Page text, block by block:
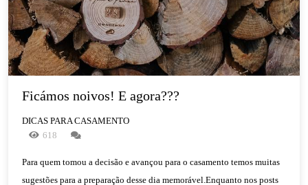
Ficámos noivos! E agora???
DICAS PARA CASAMENTO
618
Para quem tomou a decisão e avançou para o casamento temos muitas
sugestões para a preparação desse dia memorável.Enquanto nos posts